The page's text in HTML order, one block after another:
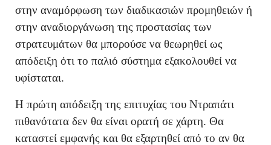
στην αναμόρφωση των διαδικασιών προμηθειών ή
στην αναδιοργάνωση της προστασίας των
στρατευμάτων θα μπορούσε να θεωρηθεί ως
απόδειξη ότι το παλιό σύστημα εξακολουθεί να
υφίσταται.
Η πρώτη απόδειξη της επιτυχίας του Ντραπάτι
πιθανότατα δεν θα είναι ορατή σε χάρτη. Θα
καταστεί εμφανής και θα εξαρτηθεί από το αν θα